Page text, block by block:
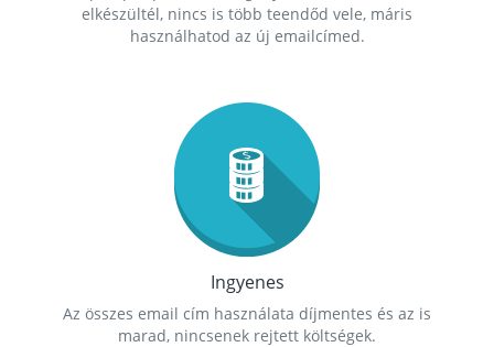
elkészültél, nincs is több teendőd vele, máris
használhatod az új emailcímed.
Ingyenes
Az összes email cím használata díjmentes és az is
marad, nincsenek rejtett költségek.